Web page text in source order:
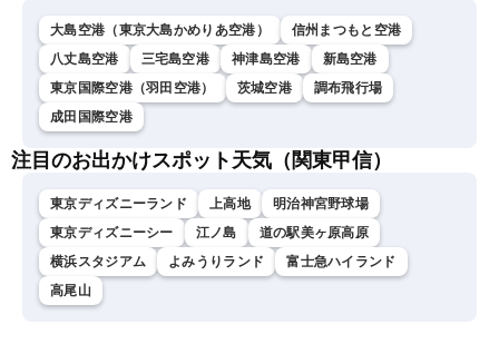
大島空港（東京大島かめりあ空港）
信州まつもと空港
八丈島空港
三宅島空港 神津島空港
新島空港
東京国際空港（羽田空港）
茨城空港
調布飛行場
成田国際空港
注目のお出かけスポット天気（関東甲信）
東京ディズニーランド 上高地
明治神宮野球場
東京ディズニーシー
江ノ島
道の駅美ヶ原高原
横浜スタジアム
よみうりランド
富士急ハイランド
高尾山